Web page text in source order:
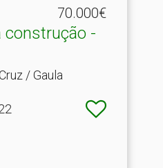
70.000€
construção -
/ Gaula